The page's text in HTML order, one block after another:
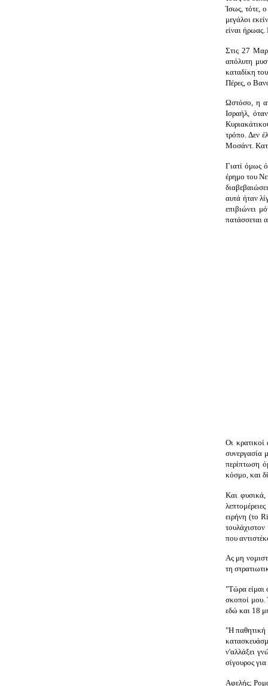
Ίσως, τότε,
μεγάλοι
είναι
Στις 27
απόλυτη
καταδίκη
Πέρες, ο
Ωστόσο, η
Ισραήλ,
τρόπο. Δεν
Μοσάντ.
Γιατί όμως
έρημο του
αυτά ήταν
επιβιώνει
πατάσσεται
Οι κρατικοί
συνεργασία
περίπτωση
κόσμο, και
Και φυσικά,
ειρήνη (το
που
Ας μη
τη
"Τώρα είμαι
σκοποί μου.
εδώ και 18
"Η παθητική
ν'αλλάξει
σίγουρος
Αφελής;